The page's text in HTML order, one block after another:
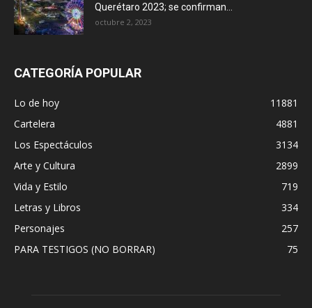
Querétaro 2023; se confirman...
octubre 2, 2023
CATEGORÍA POPULAR
Lo de hoy
11881
Cartelera
4881
Los Espectáculos
3134
Arte y Cultura
2899
Vida y Estilo
719
Letras y Libros
334
Personajes
257
PARA TESTIGOS (NO BORRAR)
75